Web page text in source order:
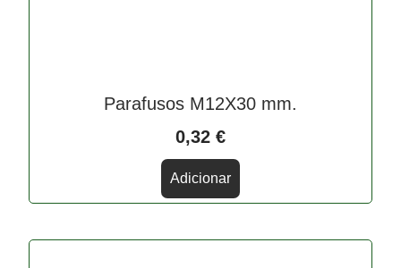
Parafusos M12X30 mm.
0,32 €
Adicionar